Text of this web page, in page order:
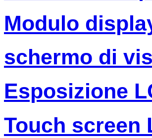
Modulo
schermo di
Esposizione
Touch screen